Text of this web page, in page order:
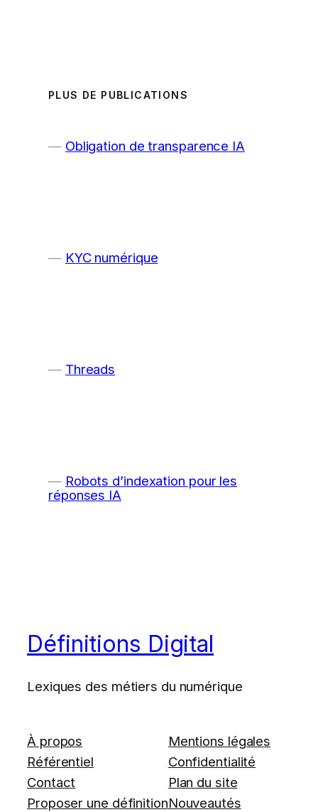
PLUS DE PUBLICATIONS
Obligation de transparence IA
KYC numérique
Threads
Robots d’indexation pour les
réponses IA
Définitions Digital
Lexiques des métiers du numérique
À propos
Référentiel
Contact
Proposer une définition
Mentions légales
Confidentialité
Plan du site
Nouveautés